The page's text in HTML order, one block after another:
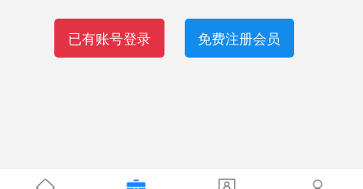
已有账号登录 免费注册会员